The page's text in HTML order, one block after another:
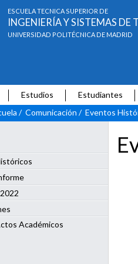
ESCUELA TÉCNICA SUPERIOR DE
INGENIERÍA Y SISTEMAS
UNIVERSIDAD POLITÉCNICA DE MADRID
Estudios
Estudiantes
/ Comunicación / Eventos
Académicos